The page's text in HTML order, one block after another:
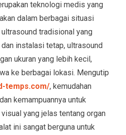
teknologi medis yang
dalam berbagai situasi
tradisional yang
instalasi tetap, ultrasound
ukuran yang lebih kecil,
ke berbagai lokasi. Mengutip
temps.com/, kemudahan
kemampuannya untuk
yang jelas tentang organ
ini sangat berguna untuk